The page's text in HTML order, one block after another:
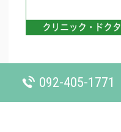
092-405-1771
HOME お知らせ一覧